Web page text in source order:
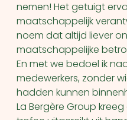
nemen! Het getuigt
maatschappelijk
noem dat altijd liever
maatschappelijke
En met we bedoel ik
medewerkers, zonder
hadden kunnen
La Bergère Group